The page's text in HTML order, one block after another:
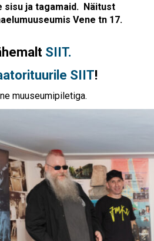
sisu ja tagamaid. Näitust
Vene tn 17.
SIIT.
SIIT!
muuseumipiletiga.